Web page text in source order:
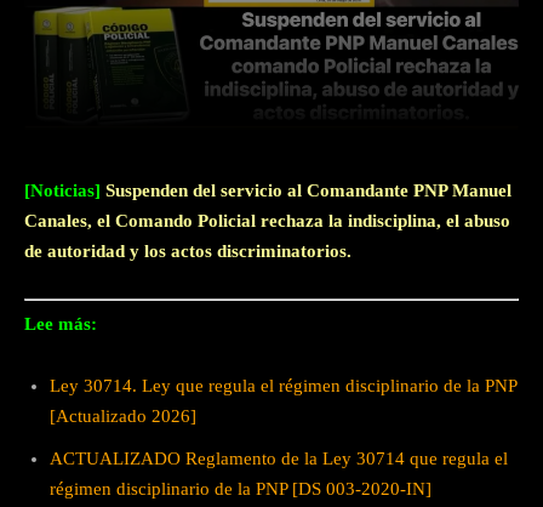
Twitter WhatsApp
[Noticias] Suspenden del servicio al Comandante PNP Manuel
Canales, el Comando Policial rechaza la indisciplina, el abuso
de autoridad y los actos discriminatorios.
Lee más:
Ley 30714. Ley que regula el régimen disciplinario de la PNP
[Actualizado 2026]
ACTUALIZADO Reglamento de la Ley 30714 que regula el
régimen disciplinario de la PNP [DS 003-2020-IN]